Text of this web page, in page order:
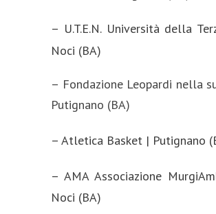
– U.T.E.N. Università della
Noci (BA)
– Fondazione Leopardi nella
Putignano (BA)
– Atletica Basket | Putignano
– AMA Associazione
Noci (BA)